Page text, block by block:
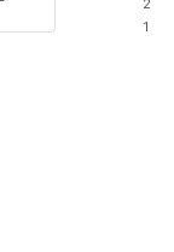
2
1